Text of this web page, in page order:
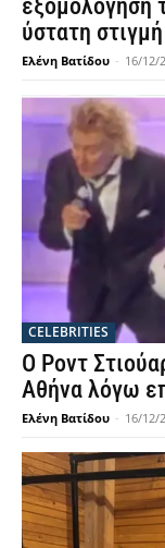
εξομολόγηση
ύστατη
Ελένη Βατίδου - 16/12/
CELEBRITIES
Ο Ροντ
Αθήνα λόγω
Ελένη Βατίδου - 16/12/